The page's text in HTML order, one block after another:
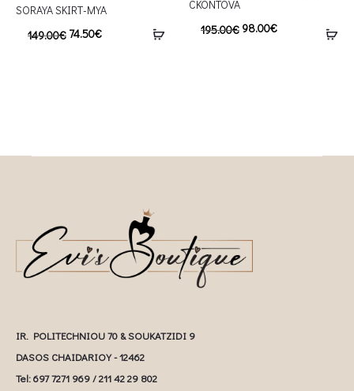
SORAYA SKIRT-MYA
149.00€ 74.50€
CKONTOVA
195.00€ 98.00€
IR. POLITECHNIOU 70 & SOUKATZIDI 9
DASOS CHAIDARIOY - 12462
Tel: 697 7271 969 / 211 42 29 802